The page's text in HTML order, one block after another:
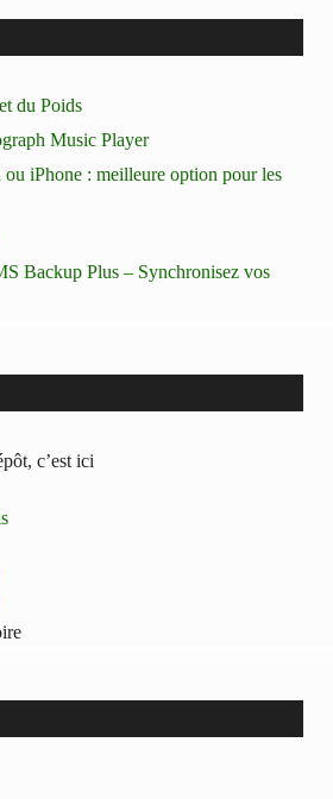
du Poids
Music Player
iPhone : meilleure option pour les
Backup Plus – Synchronisez vos
c’est ici